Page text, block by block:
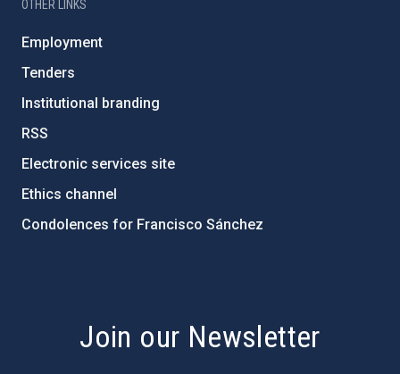
OTHER LINKS
Employment
Tenders
Institutional branding
RSS
Electronic services site
Ethics channel
Condolences for Francisco Sánchez
Join our Newsletter